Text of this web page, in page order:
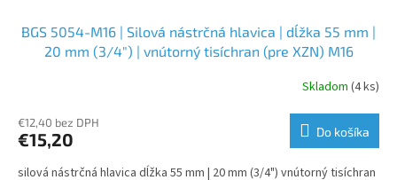
BGS 5054-M16 | Silová nástrčná hlavica | dĺžka 55 mm |
20 mm (3/4") | vnútorný tisíchran (pre XZN) M16
Skladom (4 ks)
€12,40 bez DPH
€15,20 Do košíka
silová nástrčná hlavica dĺžka 55 mm | 20 mm (3/4") vnútorný tisíchran